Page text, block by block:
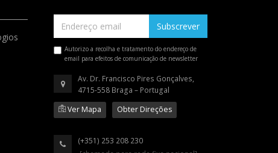
Subscrever
Autorizo a recolha e tratamento do endereço de
email para efeitos de comunicação de newsletter
Av. Dr. Francisco Pires Gonçalves,
4715-558 Braga – Portugal
Ver Mapa
Obter Direções
(+351) 253 208 230